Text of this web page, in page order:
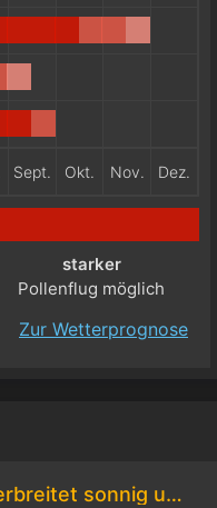
Sept. Okt. Nov. Dez.
starker
Pollenflug möglich
Zur Wetterprognose
Am Samstag verbreitet sonnig und sommerlich warm